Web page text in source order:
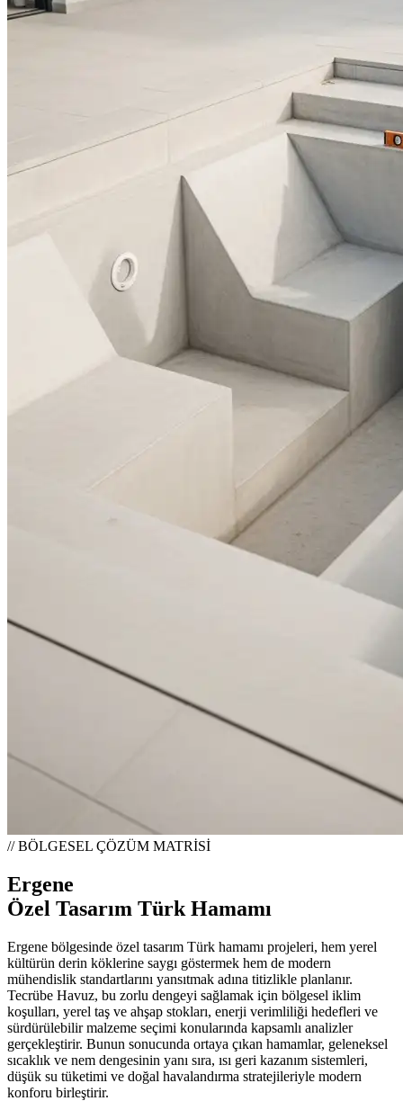
// BÖLGESEL ÇÖZÜM MATRİSİ
Ergene
Özel Tasarım Türk Hamamı
Ergene bölgesinde özel tasarım Türk hamamı projeleri, hem yerel
kültürün derin köklerine saygı göstermek hem de modern
mühendislik standartlarını yansıtmak adına titizlikle planlanır.
Tecrübe Havuz, bu zorlu dengeyi sağlamak için bölgesel iklim
koşulları, yerel taş ve ahşap stokları, enerji verimliliği hedefleri ve
sürdürülebilir malzeme seçimi konularında kapsamlı analizler
gerçekleştirir. Bunun sonucunda ortaya çıkan hamamlar, geleneksel
sıcaklık ve nem dengesinin yanı sıra, ısı geri kazanım sistemleri,
düşük su tüketimi ve doğal havalandırma stratejileriyle modern
konforu birleştirir.